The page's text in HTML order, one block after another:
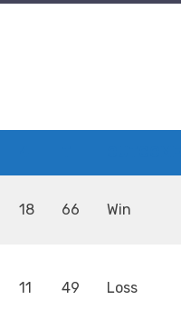
18 66 Win
11 49 Loss